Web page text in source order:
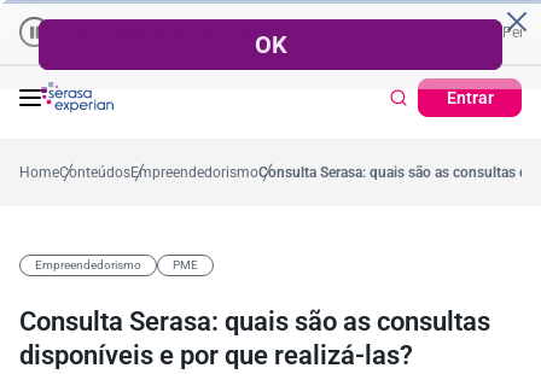
de Crédito Percentual no mês
Entrar
no mês Cartão de Crédito | Cadastro Positivo Ticket
HomeConteúdosEmpreendedorismoConsulta Serasa: quais são as consultas
Empreendedorismo PME
Consulta Serasa: quais são as consultas
disponíveis e por que realizá-las?